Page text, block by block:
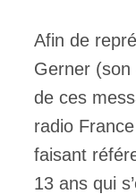
Afin de
Gerner
de ces
radio
faisant
13 ans qui